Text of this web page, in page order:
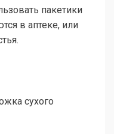
пакетики
в аптеке, или
сухого